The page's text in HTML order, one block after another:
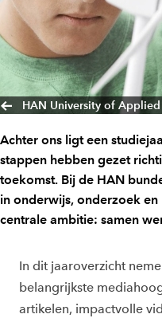
HAN University of Applied
Achter ons ligt een
stappen hebben gezet
toekomst. Bij de HAN
in onderwijs, onderzoek
centrale ambitie: samen
In dit jaaroverzicht
belangrijkste
artikelen, impactvolle